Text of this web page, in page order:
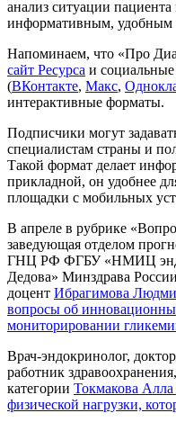
анализ ситуации
информативным, удобным
Напоминаем, что «Про
сайт Ресурса и социальные
(ВКонтакте, Макс,
интерактивные форматы.
Подписчики могут
специалистам страны и
Такой формат делает
прикладной, он удобнее
площадки с мобильных
В апреле в рубрике
заведующая отделом
ГНЦ РФ ФГБУ «НМИЦ
Дедова» Минздрава
доцент Ибрагимова
вопросы об
мониторировании
Врач-эндокринолог,
работник
категории Токмакова
физической нагрузки,